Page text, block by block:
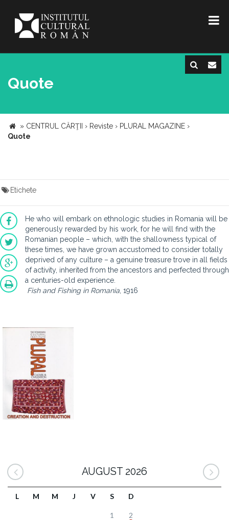
Quote
» CENTRUL CĂRŢII › Reviste › PLURAL MAGAZINE ›
Quote
Etichete
He who will embark on ethnologic studies in Romania will be
generously rewarded by his work, for he will find with the
Romanian people – which, with the shallowness typical of
these times, we have grown accustomed to consider totally
deprived of any culture – a genuine treasure trove in all fields
of activity, inherited from the ancestors and perfected through
a centuries-old experience.
Fish and Fishing in Romania , 1916
AUGUST 2026
L M M J V S D
1 2